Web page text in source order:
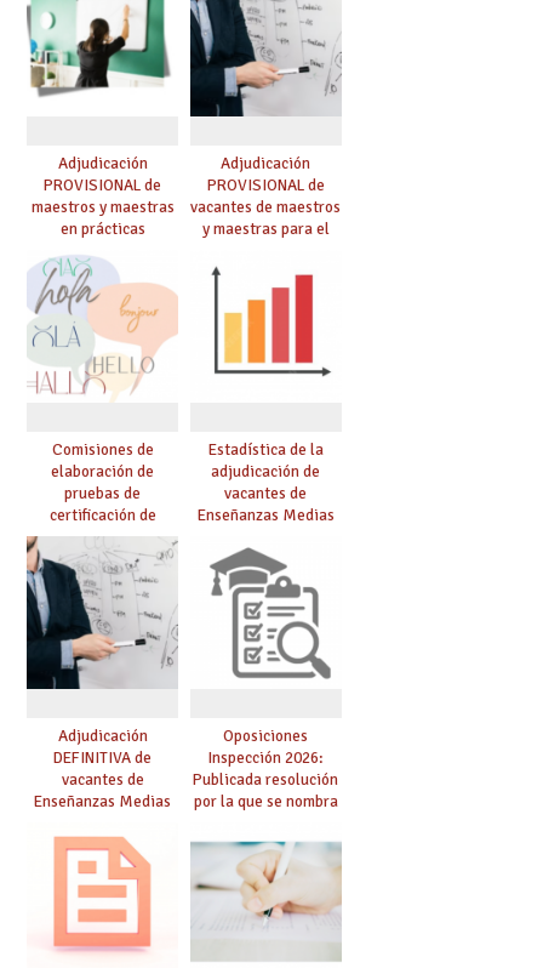
Adjudicación
PROVISIONAL de
maestros y maestras
en prácticas
Adjudicación
PROVISIONAL de
vacantes de maestros
y maestras para el
Comisiones de
elaboración de
pruebas de
certificación de
competencia
lingüística: publicada
resolución definitiva
Estadística de la
adjudicación de
vacantes de
Enseñanzas Medias
Adjudicación
DEFINITIVA de
vacantes de
Enseñanzas Medias
Oposiciones
Inspección 2026:
Publicada resolución
por la que se nombra
prácticas, se regulan
dichas prácticas y se
convoca acto público
de adjudicación